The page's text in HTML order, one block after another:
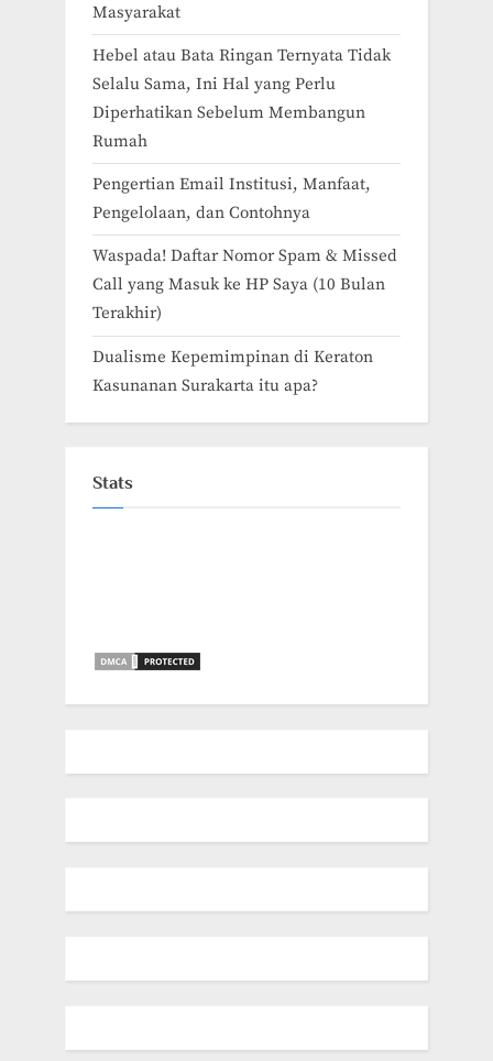
Masyarakat
Hebel atau Bata Ringan Ternyata Tidak
Selalu Sama, Ini Hal yang Perlu
Diperhatikan Sebelum Membangun
Rumah
Pengertian Email Institusi, Manfaat,
Pengelolaan, dan Contohnya
Waspada! Daftar Nomor Spam & Missed
Call yang Masuk ke HP Saya (10 Bulan
Terakhir)
Dualisme Kepemimpinan di Keraton
Kasunanan Surakarta itu apa?
Stats